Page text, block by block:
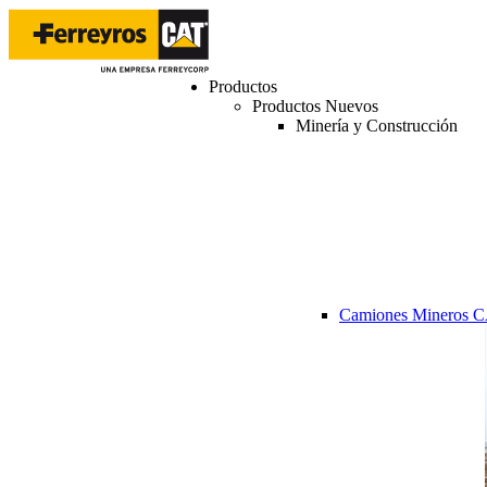
Productos
Productos Nuevos
Minería y Construcción
Camiones Mineros